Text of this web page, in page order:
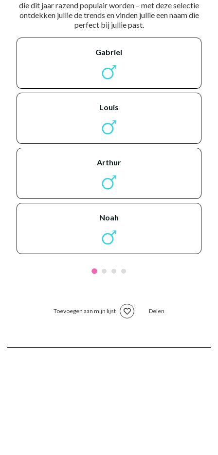
die dit jaar razend populair worden – met deze selectie
ontdekken jullie de trends en vinden jullie een naam die
perfect bij jullie past.
gabriel
louis
arthur
noah
Toevoegen aan mijn lijst Delen